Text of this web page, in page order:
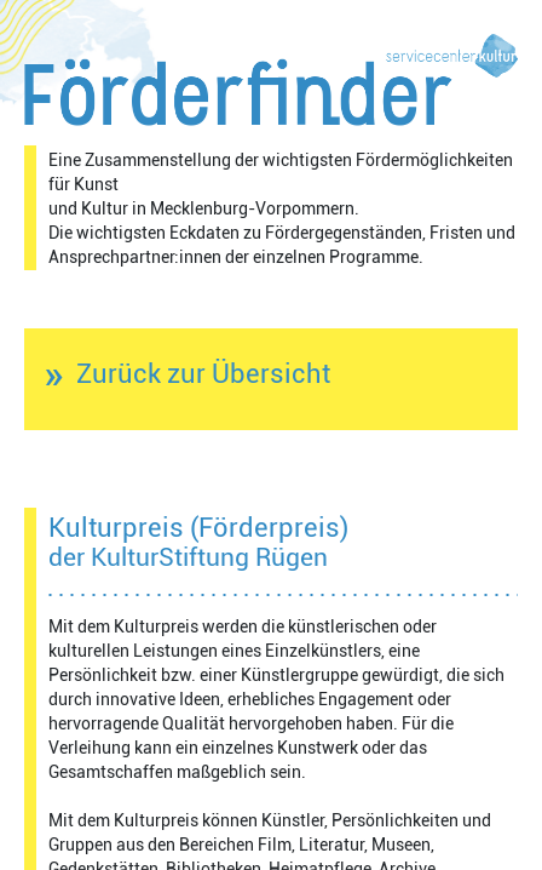
Eine Zusammenstellung der wichtigsten Fördermöglichkeiten
für Kunst
und Kultur in Mecklenburg-Vorpommern.
Die wichtigsten Eckdaten zu Fördergegenständen, Fristen und
Ansprechpartner:innen der einzelnen Programme.
» Zurück zur Übersicht
Kulturpreis (Förderpreis)
der KulturStiftung Rügen
Mit dem Kulturpreis werden die künstlerischen oder
kulturellen Leistungen eines Einzelkünstlers, eine
Persönlichkeit bzw. einer Künstlergruppe gewürdigt, die sich
durch innovative Ideen, erhebliches Engagement oder
hervorragende Qualität hervorgehoben haben. Für die
Verleihung kann ein einzelnes Kunstwerk oder das
Gesamtschaffen maßgeblich sein.
Mit dem Kulturpreis können Künstler, Persönlichkeiten und
Gruppen aus den Bereichen Film, Literatur, Museen,